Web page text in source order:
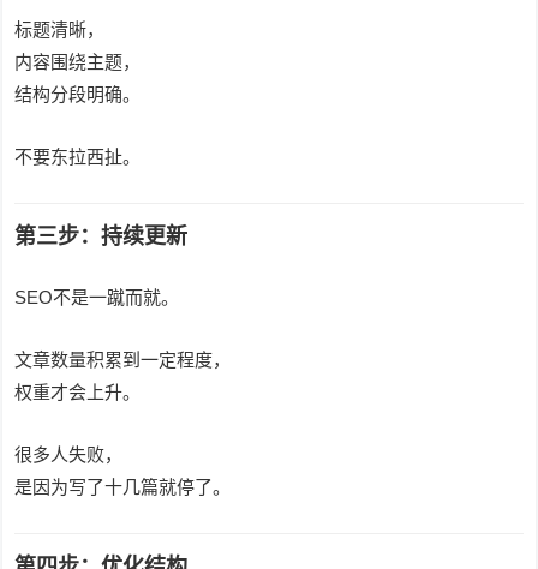
标题清晰，
内容围绕主题，
结构分段明确。
不要东拉西扯。
第三步：持续更新
SEO不是一蹴而就。
文章数量积累到一定程度，
权重才会上升。
很多人失败，
是因为写了十几篇就停了。